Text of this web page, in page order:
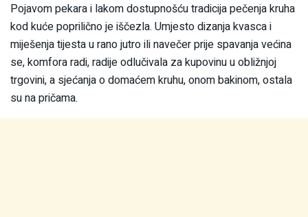
Pojavom pekara i lakom dostupnošću tradicija pečenja kruha
kod kuće poprilično je iščezla. Umjesto dizanja kvasca i
miješenja tijesta u rano jutro ili navečer prije spavanja većina
se, komfora radi, radije odlučivala za kupovinu u obližnjoj
trgovini, a sjećanja o domaćem kruhu, onom bakinom, ostala
su na pričama.